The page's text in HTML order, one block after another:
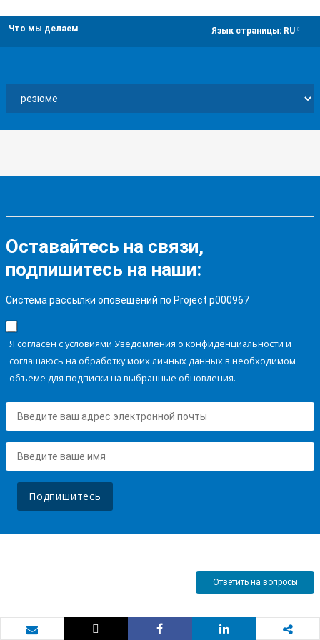
Что мы делаем Язык страницы: RU
Оставайтесь на связи,
подпишитесь на наши:
Система рассылки оповещений по Project p000967
Я согласен с условиями Уведомления о конфиденциальности и
соглашаюсь на обработку моих личных данных в необходимом
объеме для подписки на выбранные обновления.
Подпишитесь
Ответить на вопросы